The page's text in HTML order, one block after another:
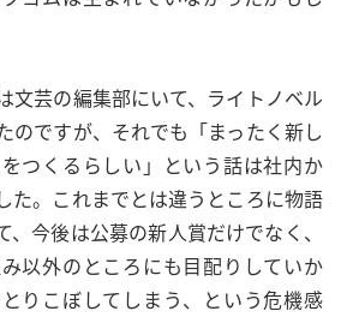
文芸の編集部にいて、ライトノベル
のですが、それでも「まったく新し
つくるらしい」という話は社内か
た。これまでとは違うところに物語
、今後は公募の新人賞だけでなく、
以外のところにも目配りしていか
りこぼしてしまう、という危機感